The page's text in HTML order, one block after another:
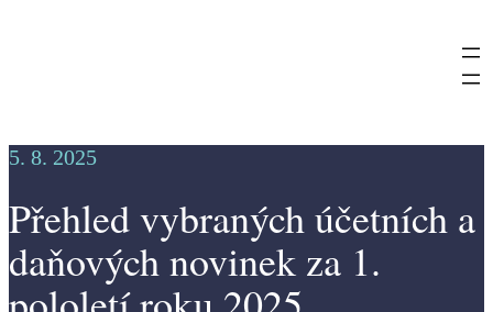
5. 8. 2025
Přehled vybraných účetních a
daňových novinek za 1.